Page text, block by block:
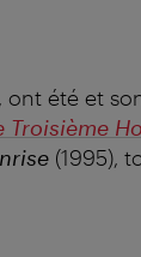
ont été et
Troisième
(1995),